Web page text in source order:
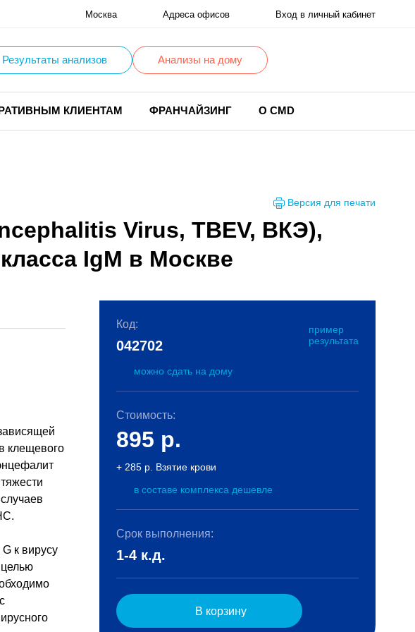
Москва Адреса офисов Вход в личный кабинет
Результаты анализов Анализы на дому
КЛИЕНТАМ ФРАНЧАЙЗИНГ О CMD
Версия для печати
Virus, TBEV, ВКЭ),
IgM в Москве
клещевого
к вирусу
Код:
пример
результата
042702
можно сдать на дому
Стоимость:
895 р.
+ 285 р. Взятие крови
в составе комплекса дешевле
Срок выполнения:
1-4 к.д.
В корзину